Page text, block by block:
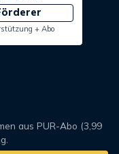
+ Abo
aus PUR-Abo (3,99